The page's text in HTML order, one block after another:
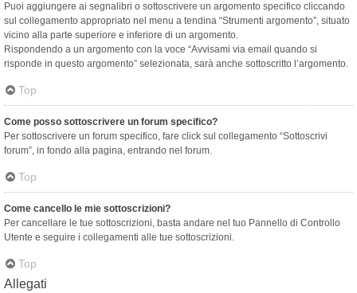
Puoi aggiungere ai segnalibri o sottoscrivere un argomento specifico cliccando
sul collegamento appropriato nel menu a tendina “Strumenti argomento”, situato
vicino alla parte superiore e inferiore di un argomento.
Rispondendo a un argomento con la voce “Avvisami via email quando si
risponde in questo argomento” selezionata, sarà anche sottoscritto l’argomento.
Top
Come posso sottoscrivere un forum specifico?
Per sottoscrivere un forum specifico, fare click sul collegamento “Sottoscrivi
forum”, in fondo alla pagina, entrando nel forum.
Top
Come cancello le mie sottoscrizioni?
Per cancellare le tue sottoscrizioni, basta andare nel tuo Pannello di Controllo
Utente e seguire i collegamenti alle tue sottoscrizioni.
Top
Allegati